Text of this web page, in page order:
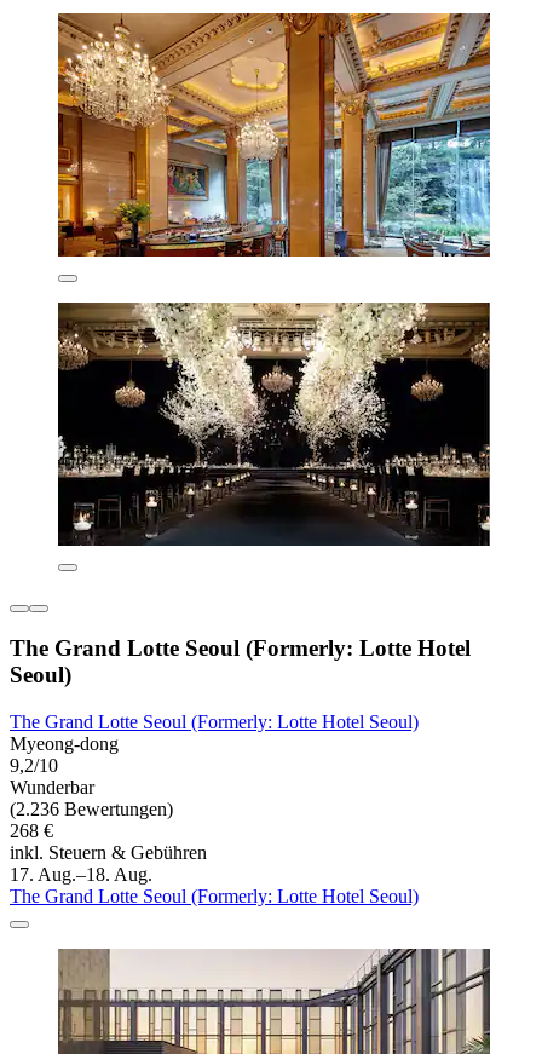
The Grand Lotte Seoul (Formerly: Lotte Hotel
Seoul)
The Grand Lotte Seoul (Formerly: Lotte Hotel Seoul)
Myeong-dong
9,2/10
Wunderbar
(2.236 Bewertungen)
268 €
inkl. Steuern & Gebühren
17. Aug.–18. Aug.
The Grand Lotte Seoul (Formerly: Lotte Hotel Seoul)